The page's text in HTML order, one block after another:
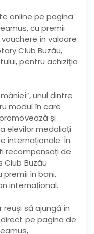
online pe pagina
cu premii
în valoare
Club Buzău,
pentru achiziția
unul dintre
modul în care
și
elevilor medaliați
internaționale. În
recompensați de
Club Buzău
premii în bani,
internațional.
reuși să ajungă în
pe pagina de